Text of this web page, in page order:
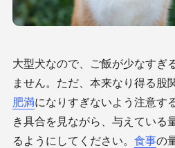
大型犬なので、ご飯が少なすぎ
ません。ただ、本来なり得る股
肥満になりすぎないよう注意す
き具合を見ながら、与えている
るようにしてください。 食事の